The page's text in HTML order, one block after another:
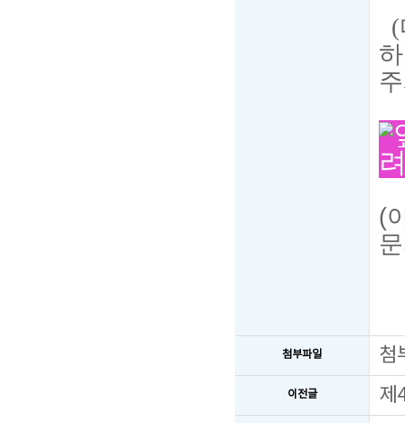
(
첨부파일 첨
이전글 제